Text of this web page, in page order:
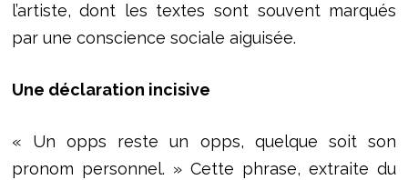
l’artiste, dont les textes sont souvent marqués
par une conscience sociale aiguisée.
Une déclaration incisive
« Un opps reste un opps, quelque soit son
pronom personnel. » Cette phrase, extraite du